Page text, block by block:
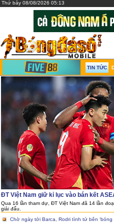
Thứ bảy 08/08/2026 05:13
TIN TỨC
ĐT Việt Nam giữ kỉ lục vào bán kết
Qua 16 lần tham dự, ĐT Việt Nam đã 14 lần
giải đấu.
Chờ ngày tới Barca, Rodri tình tứ bên ‘bóng